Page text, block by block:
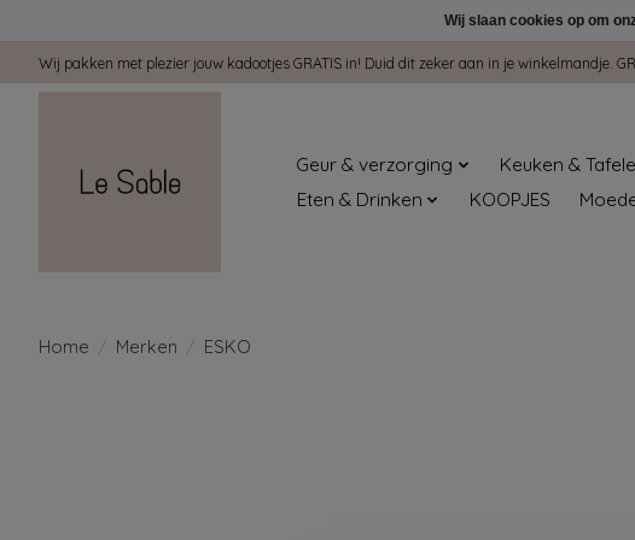
Wij pakken met plezier jouw kadootjes GRATIS in! Duid dit zeker aan in je winkelmandje.
Geur & verzorging Keuken &
Eten & Drinken
KOOPJES
Home / Merken / ESKO
Wij slaan cookies op om